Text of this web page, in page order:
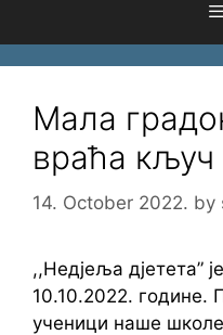
Мала
враћа кључ
14. October 2022. by
,,Недјеља дјетета”
10.10.2022. године.
ученици наше